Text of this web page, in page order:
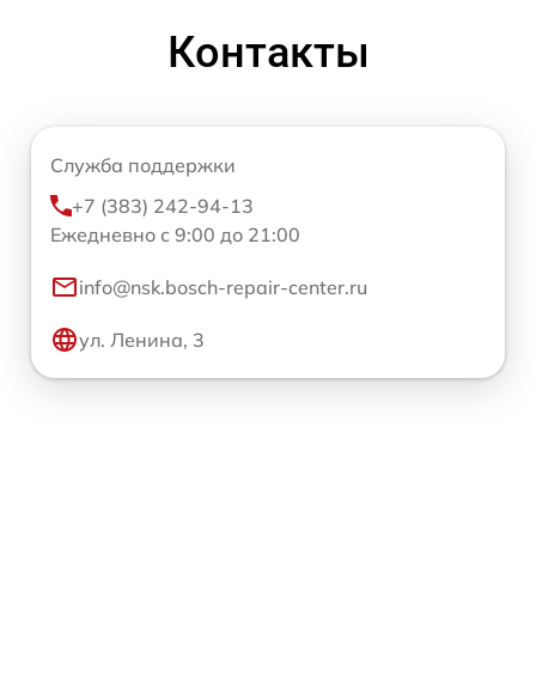
Контакты
Служба поддержки
+7 (383) 242-94-13
Ежедневно с 9:00 до 21:00
info@nsk.bosch-repair-center.ru
ул. Ленина, 3